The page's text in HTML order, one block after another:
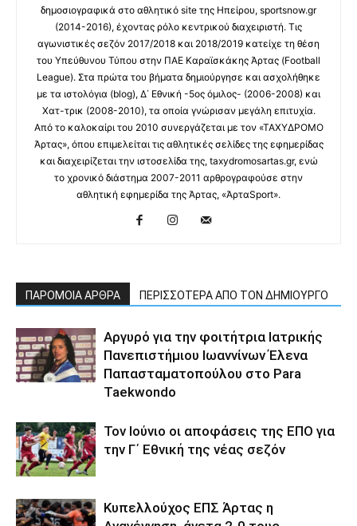
δημοσιογραφικά στο αθλητικό site της Ηπείρου, sportsnow.gr
(2014-2016), έχοντας ρόλο κεντρικού διαχειριστή. Τις
αγωνιστικές σεζόν 2017/2018 και 2018/2019 κατείχε τη θέση
του Υπεύθυνου Τύπου στην ΠΑΕ Καραϊσκάκης Άρτας (Football
League). Στα πρώτα του βήματα δημιούργησε και ασχολήθηκε
με τα ιστολόγια (blog), Δ΄ Εθνική -5ος όμιλος- (2006-2008) και
Χατ-τρικ (2008-2010), τα οποία γνώρισαν μεγάλη επιτυχία.
Από το καλοκαίρι του 2010 συνεργάζεται με τον «ΤΑΧΥΔΡΟΜΟ
Άρτας», όπου επιμελείται τις αθλητικές σελίδες της εφημερίδας
και διαχειρίζεται την ιστοσελίδα της, taxydromosartas.gr, ενώ
το χρονικό διάστημα 2007-2011 αρθρογραφούσε στην
αθλητική εφημερίδα της Άρτας, «ΆρταSport».
ΠΑΡΟΜΟΙΑ ΑΡΘΡΑ ΠΕΡΙΣΣΟΤΕΡΑ ΑΠΟ ΤΟΝ ΔΗΜΙΟΥΡΓΟ
Αργυρό για την φοιτήτρια Ιατρικής
Πανεπιστήμιου Ιωαννίνων Έλενα
Παπασταματοπούλου στο Para
Taekwondo
Τον Ιούνιο οι αποφάσεις της ΕΠΟ για
την Γ΄ Εθνική της νέας σεζόν
Κυπελλούχος ΕΠΣ Άρτας η